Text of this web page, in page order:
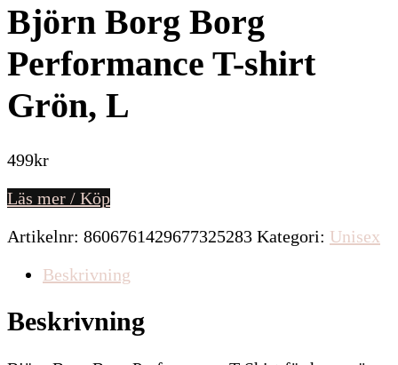
Björn Borg Borg
Performance T-shirt
Grön, L
499kr
Läs mer / Köp
Artikelnr: 8606761429677325283 Kategori: Unisex
Beskrivning
Beskrivning